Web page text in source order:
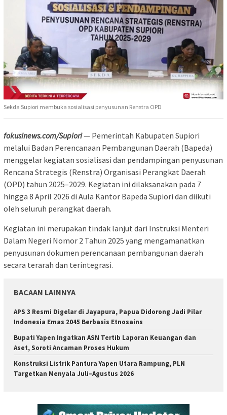
Sekda Supiori membuka sosialisasi penyusunan Renstra OPD
fokusinews.com/Supiori— Pemerintah Kabupaten Supiori
melalui Badan Perencanaan Pembangunan Daerah (Bapeda)
menggelar kegiatan sosialisasi dan pendampingan penyusunan
Rencana Strategis (Renstra) Organisasi Perangkat Daerah
(OPD) tahun 2025–2029. Kegiatan ini dilaksanakan pada 7
hingga 8 April 2026 di Aula Kantor Bapeda Supiori dan diikuti
oleh seluruh perangkat daerah.
Kegiatan ini merupakan tindak lanjut dari Instruksi Menteri
Dalam Negeri Nomor 2 Tahun 2025 yang mengamanatkan
penyusunan dokumen perencanaan pembangunan daerah
secara terarah dan terintegrasi.
BACAAN LAINNYA
APS 3 Resmi Digelar di Jayapura, Papua Didorong Jadi Pilar
Indonesia Emas 2045 Berbasis Etnosains
Bupati Yapen Ingatkan ASN Tertib Laporan Keuangan dan
Aset, Soroti Ancaman Proses Hukum
Konstruksi Listrik Pantura Yapen Utara Rampung, PLN
Targetkan Menyala Juli–Agustus 2026